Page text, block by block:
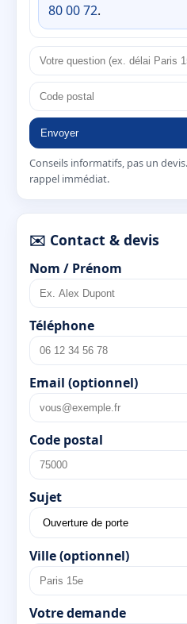
80 00 72.
Envoyer
Conseils informatifs, pas un
rappel immédiat.
✉️ Contact & devis
Nom / Prénom
Téléphone
Email (optionnel)
Code postal
Sujet
Ville (optionnel)
Votre demande